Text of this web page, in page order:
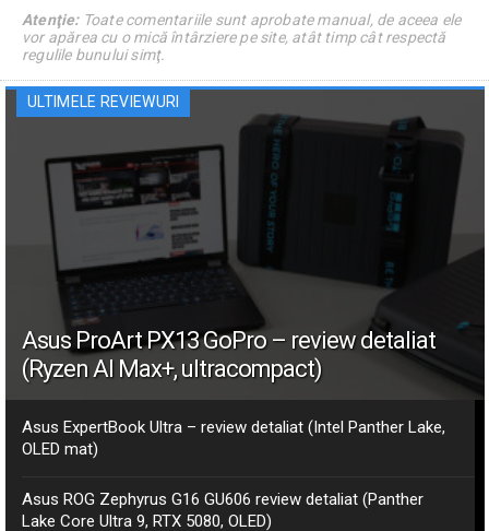
Atenţie:Toate comentariile sunt aprobate manual, de aceea ele
vor apărea cu o mică întârziere pe site, atât timp cât respectă
regulile bunului simţ.
ULTIMELE REVIEWURI
Asus ProArt PX13 GoPro – review detaliat
(Ryzen AI Max+, ultracompact)
Asus ExpertBook Ultra – review detaliat (Intel Panther Lake,
OLED mat)
Asus ROG Zephyrus G16 GU606 review detaliat (Panther
Lake Core Ultra 9, RTX 5080, OLED)